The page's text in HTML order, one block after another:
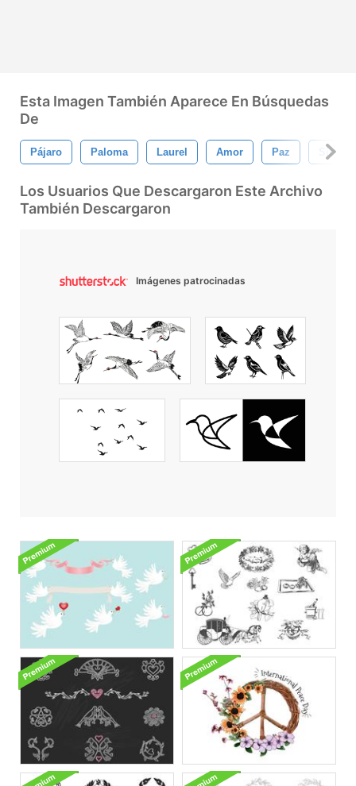
Esta Imagen También Aparece En Búsquedas
De
Pájaro Paloma Laurel Amor Paz
Los Usuarios Que Descargaron Este Archivo
También Descargaron
Imágenes patrocinadas